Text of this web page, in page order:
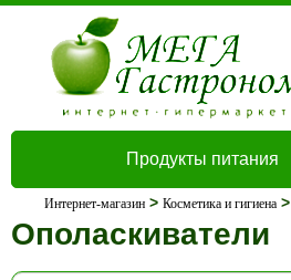
Продукты питания
Интернет-магазин> Косметика и гигиена>
Ополаскиватели